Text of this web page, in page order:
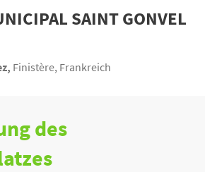
SAINT GONVEL
Finistère, Frankreich
des